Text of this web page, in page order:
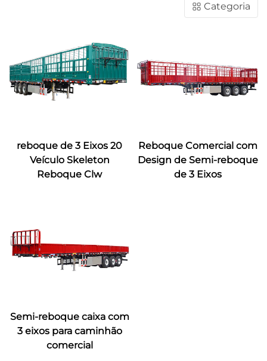
Categoria
reboque de 3 Eixos 20
Veículo Skeleton
Reboque Clw
Reboque Comercial com
Design de Semi-reboque
de 3 Eixos
Semi-reboque caixa com
3 eixos para caminhão
comercial